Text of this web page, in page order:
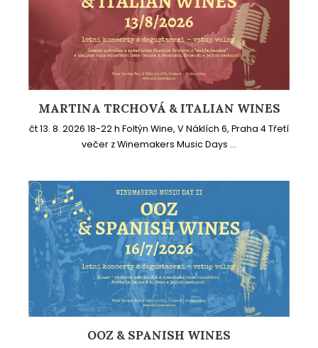
MARTINA TRCHOVÁ & ITALIAN WINES
čt 13. 8. 2026 18-22 h Foltýn Wine, V Náklích 6, Praha 4 Třetí
večer z Winemakers Music Days ...
OOZ & SPANISH WINES